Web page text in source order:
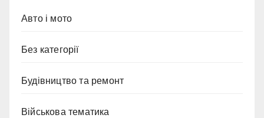
Авто і мото
Без категорії
Будівництво та ремонт
Військова тематика